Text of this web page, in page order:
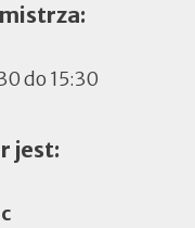
do 15:30
jest: